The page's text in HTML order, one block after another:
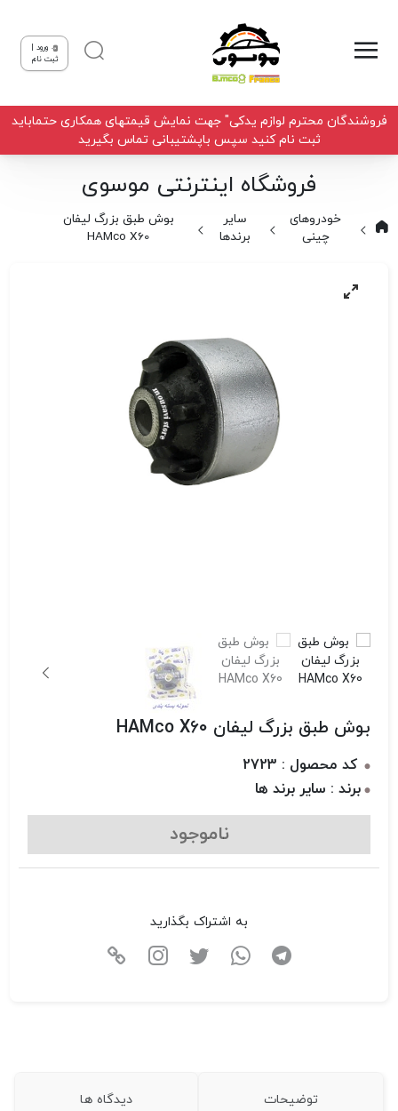
ورود |
ثبت نام
فروشندگان محترم لوازم یدکی" جهت نمایش قیمتهای همکاری حتماباید
ثبت نام کنید سپس باپشتیبانی تماس بگیرید
فروشگاه اینترنتی موسوی
خودروهای
چینی
سایر
برندها
بوش طبق بزرگ لیفان
HAMco X60
بوش طبق بزرگ لیفان HAMco X60
کد محصول : 2723
برند : سایر برند ها
ناموجود
به اشتراک بگذارید
توضیحات دیدگاه ها